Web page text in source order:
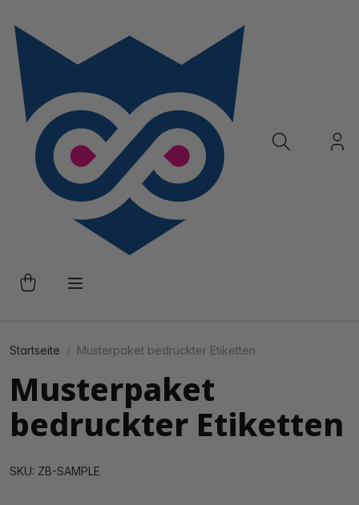
Startseite Musterpaket bedruckter Etiketten
Musterpaket
bedruckter Etiketten
SKU: ZB-SAMPLE